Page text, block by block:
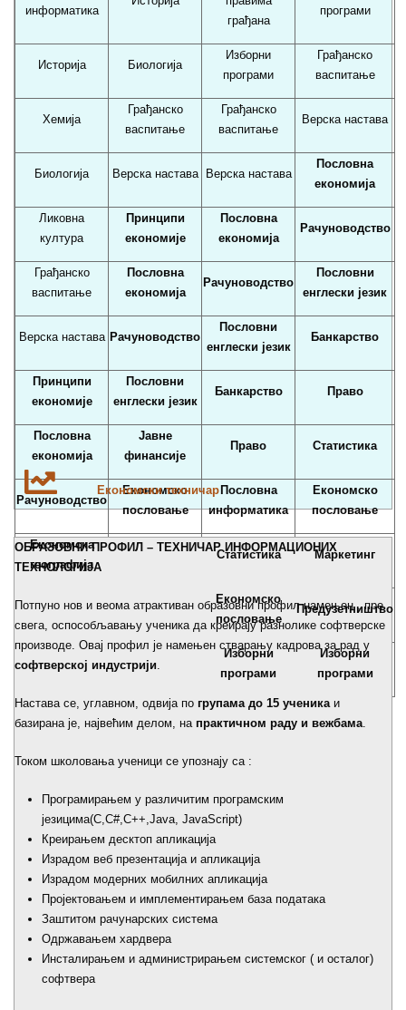
информатика
грађана
програми
Историја Биологија
Изборни
програми
Грађанско
васпитање
Хемија
Грађанско
васпитање
Грађанско
васпитање
Верска настава
Биологија Верска настава Верска настава
Пословна
економија
Ликовна
култура
Принципи
економије
Пословна
економија
Рачуноводство
Грађанско
васпитање
Пословна
економија
Рачуноводство
Пословни
енглески језик
Верска настава Рачуноводство
Пословни
енглески језик
Банкарство
Принципи
економије
Пословни
енглески језик
Банкарство Право
Пословна
економија
Јавне
финансије
Право Статистика
Рачуноводство
Економско
пословање
Пословна
информатика
Економско
пословање
Економска
географија
Статистика Маркетинг
Економско
пословање
Предузетништво
Изборни
програми
Изборни
програми
Eкономски техничар
ОБРАЗОВНИ ПРОФИЛ – ТЕХНИЧАР ИНФОРМАЦИОНИХ
ТЕХНОЛОГИЈА
Потпуно нов и веома атрактиван образовни профил намењен , пре
свега, оспособљавању ученика да креирају разнолике софтверске
производе. Овај профил је намењен стварању кадрова за рад у
софтверској индустрији
Настава се, углавном, одвија по групама до 15 ученика и
базирана је, највећим делом, на практичном раду и вежбама
Током школовања ученици се упознају са :
Програмирањем у различитим програмским
језицима(C,C#,C++,Java, JavaScript)
Креирањем десктоп апликација
Израдом веб презентација и апликација
Израдом модерних мобилних апликација
Пројектовањем и имплементирањем база података
Заштитом рачунарских система
Одржавањем хардвера
Инсталирањем и администрирањем системског ( и осталог)
софтвера